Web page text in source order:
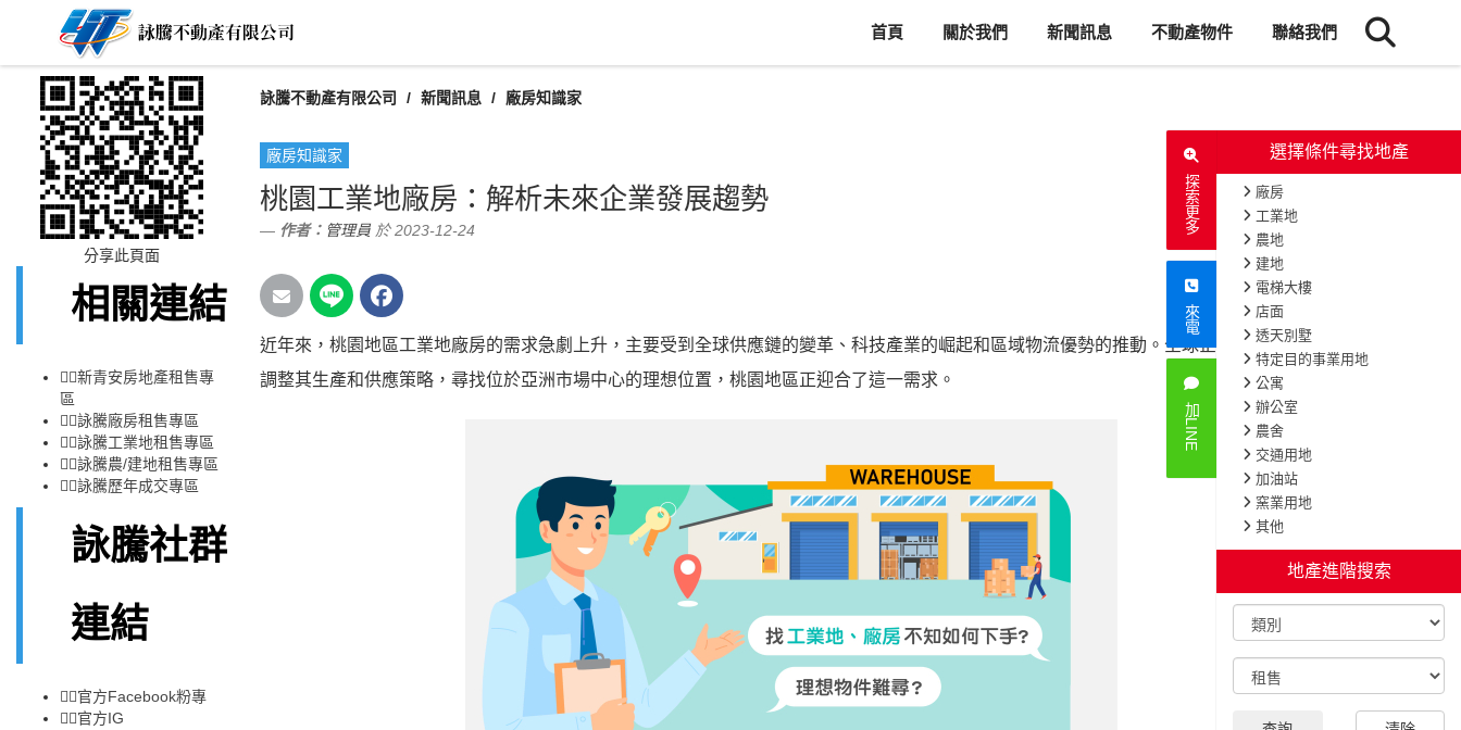
首頁 關於我們 新聞訊息 不動產物件 聯絡我們
詠騰不動產有限公司 新聞訊息 廠房知識家
廠房知識家
桃園工業地廠房：解析未來企業發展趨勢
作者： 管理員 於 2023-12-24
706
次閱讀
近年來，桃園地區工業地廠房的需求急劇上升，主要受到全球供應鏈的變革、科技產業的崛起和區域物流優勢的推動。全球企業不斷
調整其生產和供應策略，尋找位於亞洲市場中心的理想位置，桃園地區正迎合了這一需求。
分享此頁面
相關連結
👉🏻新青安房地產租售專
區
👉🏻詠騰廠房租售專區
👉🏻詠騰工業地租售專區
👉🏻詠騰農/建地租售專區
👉🏻詠騰歷年成交專區
詠騰社群
連結
👉🏻官方Facebook粉專
👉🏻官方IG